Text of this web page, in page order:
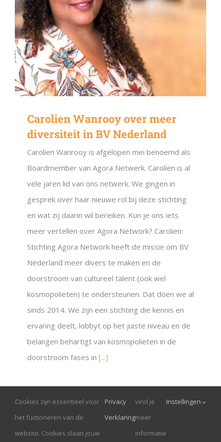
Carolien Wanrooy over meer
diversiteit in BV Nederland
Carolien Wanrooy is afgelopen mei benoemd als
Boardmember van Agora Netwerk. Carolien is al
vele jaren lid van ons netwerk. We gingen in
gesprek over haar nieuwe rol bij deze stichting
en wat zij daarin wil bereiken. Kun je ons iets
meer vertellen over Agora Network? Carolien:
Stichting Agora Network heeft de missie om BV
Nederland meer divers te maken en de
doorstroom van cultureel talent (ook wel
kosmopolieten) te ondersteunen. Dat doen we al
sinds 2014. We zijn een stichting die kennis en
ervaring deelt, lobbyt op het juiste niveau en de
belangen behartigt van kosmopolieten in de
doorstroom fases in [...]
Cookies zijn essentieel voor
het fuctioneren van de
website. Cookies slaan jouw
Privacy
Verklaring
vind je
meer
informatie
Instellingen